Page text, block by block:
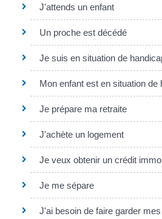
J'attends un enfant
Un proche est décédé
Je suis en situation de
Mon enfant est en situation de
Je prépare ma retraite
J'achète un logement
Je veux obtenir un crédit
Je me sépare
J'ai besoin de faire garder